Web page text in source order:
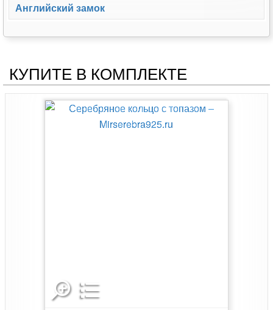
Английский замок
КУПИТЕ В КОМПЛЕКТЕ